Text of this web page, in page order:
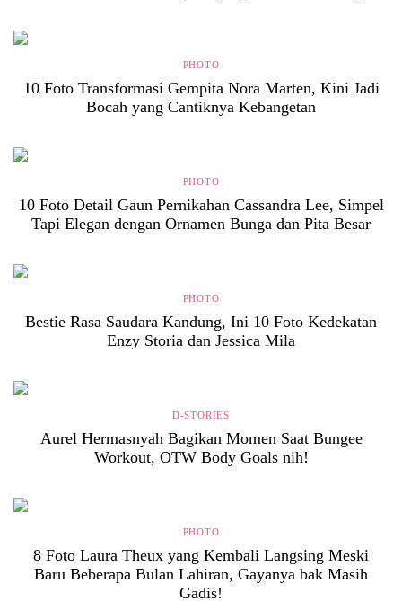
PHOTO
10 Foto Transformasi Gempita Nora Marten, Kini Jadi
Bocah yang Cantiknya Kebangetan
PHOTO
10 Foto Detail Gaun Pernikahan Cassandra Lee, Simpel
Tapi Elegan dengan Ornamen Bunga dan Pita Besar
PHOTO
Bestie Rasa Saudara Kandung, Ini 10 Foto Kedekatan
Enzy Storia dan Jessica Mila
D-STORIES
Aurel Hermasnyah Bagikan Momen Saat Bungee
Workout, OTW Body Goals nih!
PHOTO
8 Foto Laura Theux yang Kembali Langsing Meski
Baru Beberapa Bulan Lahiran, Gayanya bak Masih
Gadis!